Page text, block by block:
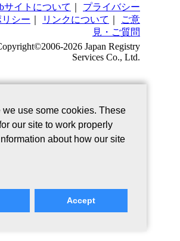
サイトについて
プライバシー
リシー
リンクについて
ご意
見・ご質問
2026 Japan Registry
Services Co., Ltd.
we use some cookies. These
our site to work properly
about how our site
Accept